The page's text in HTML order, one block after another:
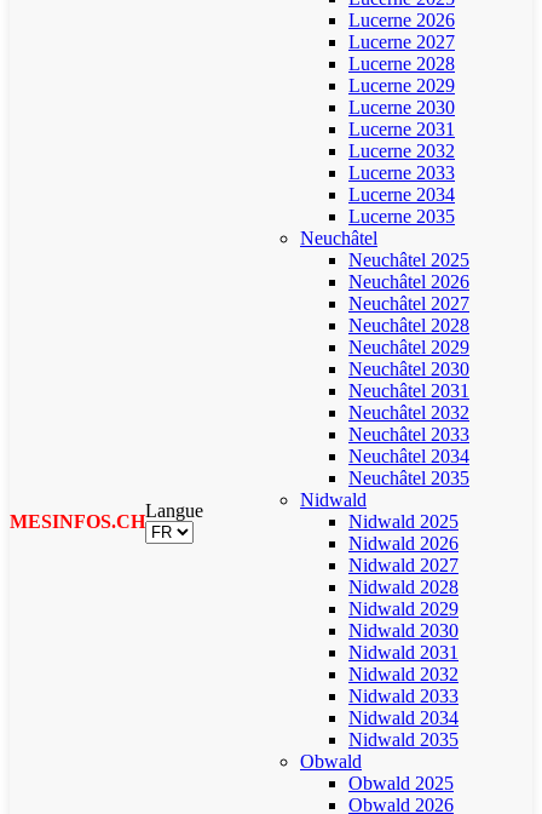
MESINFOS.CH
Langue
Lucerne 2026
Lucerne 2027
Lucerne 2028
Lucerne 2029
Lucerne 2030
Lucerne 2031
Lucerne 2032
Lucerne 2033
Lucerne 2034
Lucerne 2035
Neuchâtel
Neuchâtel 2025
Neuchâtel 2026
Neuchâtel 2027
Neuchâtel 2028
Neuchâtel 2029
Neuchâtel 2030
Neuchâtel 2031
Neuchâtel 2032
Neuchâtel 2033
Neuchâtel 2034
Neuchâtel 2035
Nidwald
Nidwald 2025
Nidwald 2026
Nidwald 2027
Nidwald 2028
Nidwald 2029
Nidwald 2030
Nidwald 2031
Nidwald 2032
Nidwald 2033
Nidwald 2034
Nidwald 2035
Obwald
Obwald 2025
Obwald 2026